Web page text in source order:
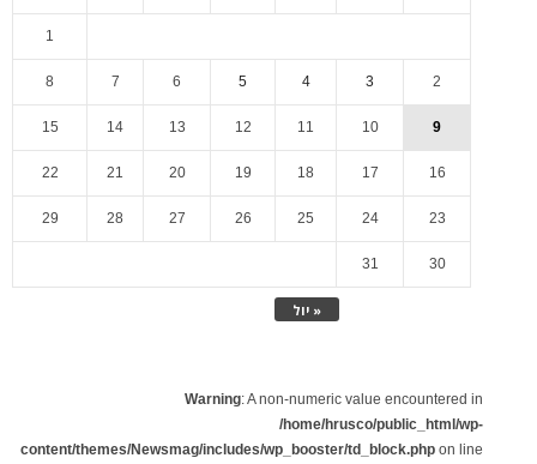
« יול
1
2
3
4
5
6
7
8
9
10
11
12
13
14
15
16
17
18
19
20
21
22
23
24
25
26
27
28
29
30
31
Warning: A non-numeric value encountered in
/home/hrusco/public_html/wp-
content/themes/Newsmag/includes/wp_booster/td_block.php on line